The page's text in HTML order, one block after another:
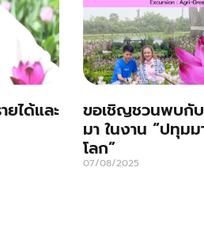
ยได้และ
ขอเชิญชวนพบกั
มา ในงาน “ปทุม
โลก”
07/08/2025